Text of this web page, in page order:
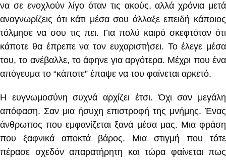
να σε ενοχλούν λίγο όταν τις ακούς, αλλά χρόνια μετά
αναγνωρίζεις ότι κάτι μέσα σου άλλαξε επειδή κάποιος
τόλμησε να σου τις πει. Για πολύ καιρό σκεφτόταν ότι
κάποτε θα έπρεπε να τον ευχαριστήσει. Το έλεγε μέσα
του, το ανέβαλλε, το άφηνε για αργότερα. Μέχρι που ένα
απόγευμα το “κάποτε” έπαψε να του φαίνεται αρκετό.
Η ευγνωμοσύνη συχνά αρχίζει έτσι. Όχι σαν μεγάλη
απόφαση. Σαν μια ήσυχη επιστροφή της μνήμης. Ένας
άνθρωπος που εμφανίζεται ξανά μέσα μας. Μια φράση
που ξαφνικά αποκτά βάρος. Μια στιγμή που τότε
πέρασε σχεδόν απαρατήρητη και τώρα φαίνεται πως